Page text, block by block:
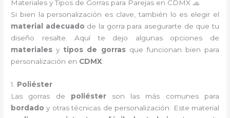
Materiales y Tipos de Gorras para Parejas en CDMX 🧢
Si bien la personalización es clave, también lo es elegir el
material adecuado de la gorra para asegurarte de que tu
diseño resalte. Aquí te dejo algunas opciones de
materiales y tipos de gorrasque funcionan bien para
personalización en CDMX:
1. Poliéster
Las gorras de poliésterson las más comunes para
bordado y otras técnicas de personalización. Este material